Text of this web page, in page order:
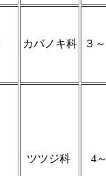
カバノキ科 ３
ツツジ科 4